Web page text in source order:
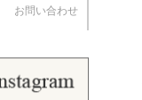
お問い合わせ